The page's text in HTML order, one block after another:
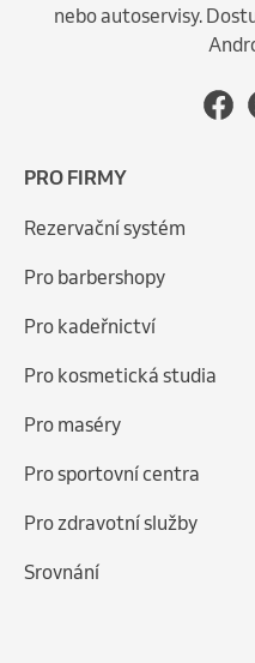
nebo autoservisy.
PRO FIRMY
Rezervační systém
Pro barbershopy
Pro kadeřnictví
Pro kosmetická studia
Pro maséry
Pro sportovní centra
Pro zdravotní služby
Srovnání